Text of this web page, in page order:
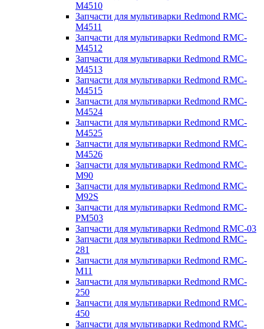
M4510
Запчасти для мультиварки Redmond RMC-
M4511
Запчасти для мультиварки Redmond RMC-
M4512
Запчасти для мультиварки Redmond RMC-
M4513
Запчасти для мультиварки Redmond RMC-
M4515
Запчасти для мультиварки Redmond RMC-
M4524
Запчасти для мультиварки Redmond RMC-
M4525
Запчасти для мультиварки Redmond RMC-
M4526
Запчасти для мультиварки Redmond RMC-
M90
Запчасти для мультиварки Redmond RMC-
M92S
Запчасти для мультиварки Redmond RMC-
PM503
Запчасти для мультиварки Redmond RMC-03
Запчасти для мультиварки Redmond RMC-
281
Запчасти для мультиварки Redmond RMC-
M11
Запчасти для мультиварки Redmond RMC-
250
Запчасти для мультиварки Redmond RMC-
450
Запчасти для мультиварки Redmond RMC-